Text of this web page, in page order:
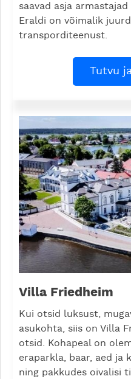
saavad asja
Eraldi on võimalik
transporditeenust.
Tutvu
Villa Friedheim
Kui otsid luksust,
asukohta, siis on Villa
otsid. Kohapeal on
eraparkla, baar, aed ja
ning pakkudes oivalisi